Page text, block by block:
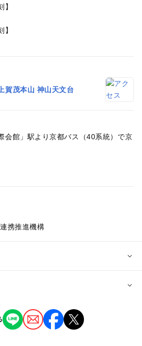
】
】
賀茂本山 神山天文台
会館」駅より京都バス（40系統）で京
携推進機構
や主催者側の都合などにより変更にな